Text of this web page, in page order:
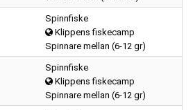
Spinnfiske
Klippens fiskecamp
Spinnare mellan (6-12 gr)
Spinnfiske
Klippens fiskecamp
Spinnare mellan (6-12 gr)